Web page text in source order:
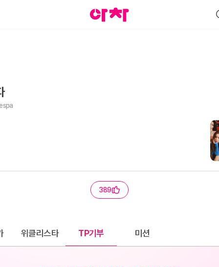
389
위클리스타 TP기부 미션